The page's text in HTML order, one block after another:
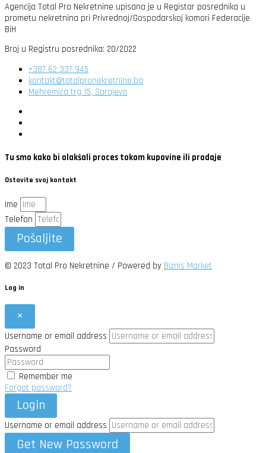
Agencija Total Pro Nekretnine upisana je u Registar posrednika u
prometu nekretnina pri Privrednoj/Gospodarskoj komori Federacije
BiH
Broj u Registru posrednika: 20/2022
+387 62 337 945
kontakt@totalpronekretnine.ba
Mehremića trg 15, Sarajevo
Tu smo kako bi olakšali proces tokom kupovine ili prodaje
Ostavite svoj kontakt
Ime
Telefon
Pošaljite
© 2023 Total Pro Nekretnine / Powered by Biznis Market
Log in
×
Username or email address
Password
Remember me
Forgot password?
Login
Username or email address
Get New Password